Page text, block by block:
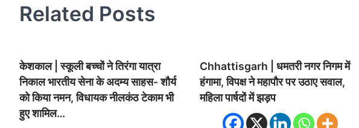
Related Posts
केशकाल | स्कूली बच्चों ने तिरंगा यात्रा
निकाल भारतीय सेना के अदम्य साहस- शौर्य
को किया नमन, विधायक नीलकंठ टेकाम भी
हुए शामिल…
Chhattisgarh | धमतरी नगर निगम में
हंगामा, विपक्ष ने महापौर पर उठाए सवाल,
महिला पार्षदों में झड़प